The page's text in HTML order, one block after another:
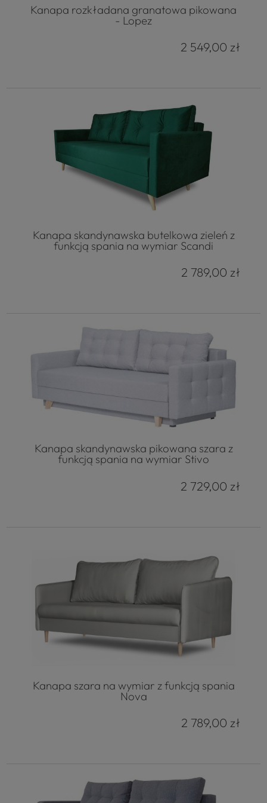
Kanapa rozkładana granatowa pikowana
- Lopez
2 549,00 zł
Kanapa skandynawska butelkowa zieleń z
funkcją spania na wymiar Scandi
2 789,00 zł
Kanapa skandynawska pikowana szara z
funkcją spania na wymiar Stivo
2 729,00 zł
Kanapa szara na wymiar z funkcją spania
Nova
2 789,00 zł